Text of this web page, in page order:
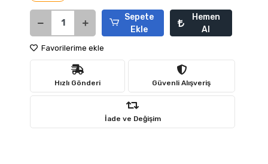
Sepete
Ekle
Hemen
Al
Favorilerime ekle
Hızlı Gönderi Güvenli Alışveriş
İade ve Değişim